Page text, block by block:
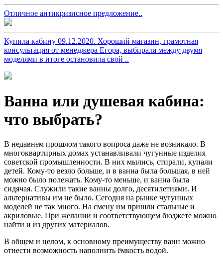
Отличное антикризисное предложение..
Купила кабину 09.12.2020. Хороший магазин, грамотная
консультация от менеджера Егора, выбирала между двумя
моделями в итоге остановила свой ..
Ванна или душевая кабина:
что выбрать?
В недавнем прошлом такого вопроса даже не возникало. В
многоквартирных домах устанавливали чугунные изделия
советской промышленности. В них мылись, стирали, купали
детей. Кому-то везло больше, и в ванна была большая, в ней
можно было полежать. Кому-то меньше, и ванна была
сидячая. Служили такие ванны долго, десятилетиями. И
альтернативы им не было. Сегодня на рынке чугунных
моделей не так много. На смену им пришли стальные и
акриловые. При желании и соответствующем бюджете можно
найти и из других материалов.
В общем и целом, к основному преимуществу ванн можно
отнести возможность наполнить ёмкость водой.